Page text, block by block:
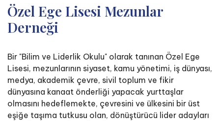
Özel Ege Lisesi Mezunlar
Derneği
Bir "Bilim ve Liderlik Okulu" olarak tanınan Özel Ege
Lisesi, mezunlarının siyaset, kamu yönetimi, iş dünyası,
medya, akademik çevre, sivil toplum ve fikir
dünyasına kanaat önderliği yapacak yurttaşlar
olmasını hedeflemekte, çevresini ve ülkesini bir üst
eşiğe taşıma tutkusu olan, dönüştürücü lider adayları